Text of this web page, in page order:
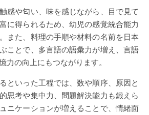
感や匂い、味を感じながら、目で見て
に得られるため、幼児の感覚統合能力
また、料理の手順や材料の名前を日本
ことで、多言語の語彙力が増え、言語
力の向上にもつながります。
といった工程では、数や順序、原因と
思考や集中力、問題解決能力も鍛えら
ニケーションが増えることで、情緒面